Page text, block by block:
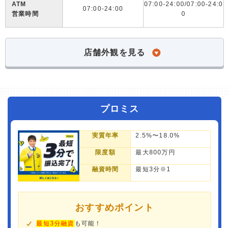
ATM
営業時間
07:00-24:00
07:00-24:00/07:00-24:0
0
店舗外観を見る
プロミス
実質年率 2.5%〜18.0%
限度額 最大800万円
融資時間 最短3分※1
おすすめポイント
最短3分融資 も可能！